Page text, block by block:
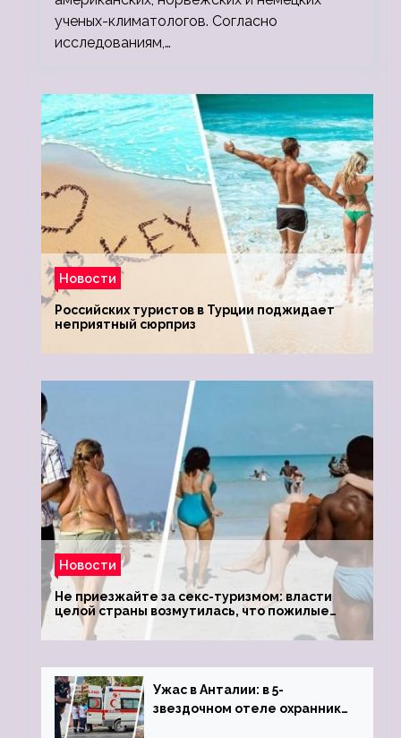
ученых-климатологов. Согласно
исследованиям,…
Новости
Российских туристов в Турции поджидает
неприятный сюрприз
Новости
Не приезжайте за секс-туризмом: власти
целой страны возмутилась, что пожилые
туристки массово едут к ним, чтобы
обзавестись молодыми любовниками
Ужас в Анталии: в 5-
звездочном отеле охранник